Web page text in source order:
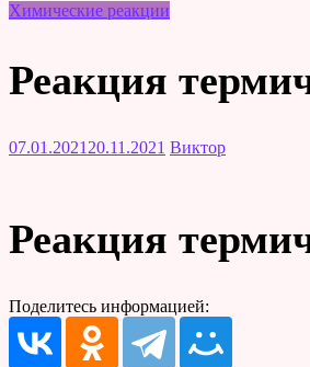
Химические реакции
Реакция
07.01.2021 20.11.2021 Виктор
Реакция
Поделитесь информацией: